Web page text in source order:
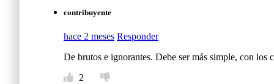
contribuyente
hace 2 meses Responder
De brutos e ignorantes. Debe ser más simple, con
2